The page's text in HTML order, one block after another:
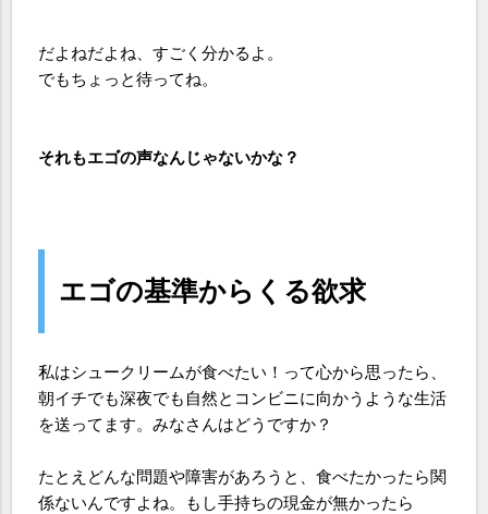
だよねだよね、すごく分かるよ。
でもちょっと待ってね。
それもエゴの声なんじゃないかな？
エゴの基準からくる欲求
私はシュークリームが食べたい！って心から思ったら、
朝イチでも深夜でも自然とコンビニに向かうような生活
を送ってます。みなさんはどうですか？
たとえどんな問題や障害があろうと、食べたかったら関
係ないんですよね。もし手持ちの現金が無かったら